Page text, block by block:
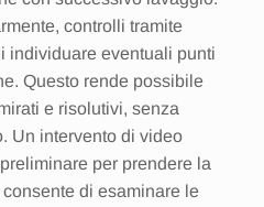
controlli tramite
individuare eventuali punti
Questo rende possibile
e risolutivi, senza
Un intervento di video
per prendere la
di esaminare le